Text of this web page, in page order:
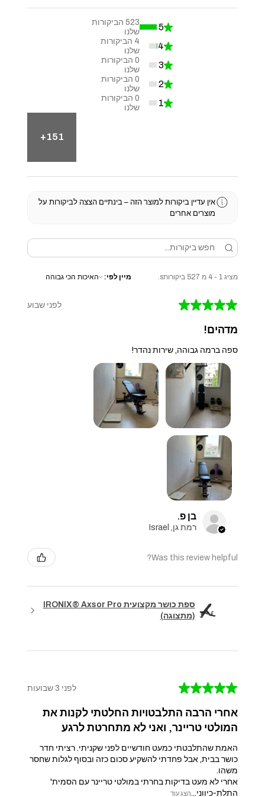
★
5
99.24098671726756%
523 הביקורות
שלנו
★
4
0.7590132827324478%
4 הביקורות
שלנו
★
3
0%
0 הביקורות
שלנו
★
2
0%
0 הביקורות
שלנו
★
1
0%
0 הביקורות
שלנו
151+
אין עדיין ביקורות למוצר הזה – בינתיים הצצה לביקורות על
מוצרים אחרים
מציג 1 - 4 מ 527 ביקורותs. מיין לפי:
★
★
★
★
★ לפני שבוע
מדהים!
ספה ברמה גבוהה, שירות נהדר!
בן פ.
רמת גן, Israel
Was this review helpful?
ספת כושר מקצועית IRONIX® Axsor Pro
(מתצוגה)
★
★
★
★
★ לפני 3 שבועות
אחרי הרבה התלבטויות החלטתי לקנות את
המולטי טריינר, ואני לא מתחרטת לרגע
האמת שהתלבטתי כמעט חודשיים לפני שקניתי. רציתי חדר
כושר בבית, אבל פחדתי להשקיע סכום כזה ובסוף לגלות שחסר
משהו.
אחרי לא מעט בדיקות בחרתי במולטי טריינר עם הסמית'
התלת-כיווני...הצג עוד